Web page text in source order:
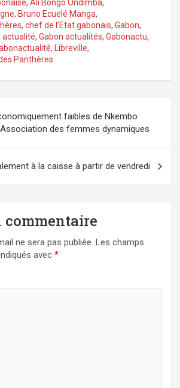
, Ali Bongo Ondimba,
, Bruno Ecuelé Manga,
, chef de l’Etat gabonais, Gabon,
actualité, Gabon actualités, Gabonactu,
, Libreville,
Panthères
faibles de Nkembo
des femmes dynamiques
à la caisse à partir de vendredi
commentaire
ne sera pas publiée. Les champs
avec *